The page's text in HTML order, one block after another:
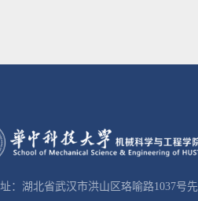
：湖北省武汉市洪山区珞喻路1037号先